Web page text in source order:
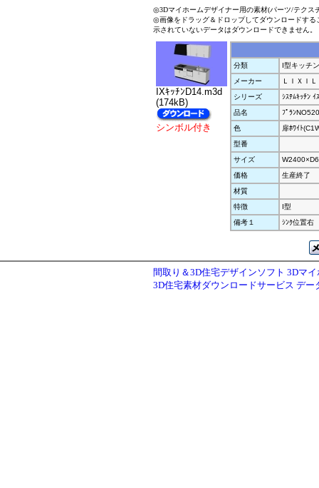
◎3Dマイホームデザイナー用の素材(パーツ/テクス
◎画像をドラッグ＆ドロップしてダウンロードす
示されていないデータはダウンロードできません。
IXｷｯﾁﾝD14.m3d
(174kB)
シンボル付き
分類
I型キッチン
メーカー
ＬＩＸＩＬ
シリーズ
ｼｽﾃﾑｷｯﾁﾝ ｲ
品名
ﾌﾟﾗﾝ
色
扉ﾎﾜｲﾄ
型番
サイズ
価格
生産終了
材質
特徴
I型
備考１
ｼﾝｸ位置右
間取り＆3D住宅デザインソフト 3Dマ
3D住宅素材ダウンロードサービス デー